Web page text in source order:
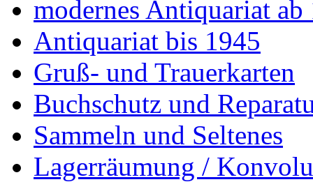
modernes Antiquariat ab
Antiquariat bis 1945
Gruß- und Trauerkarten
Buchschutz und
Sammeln und Seltenes
Lagerräumung /